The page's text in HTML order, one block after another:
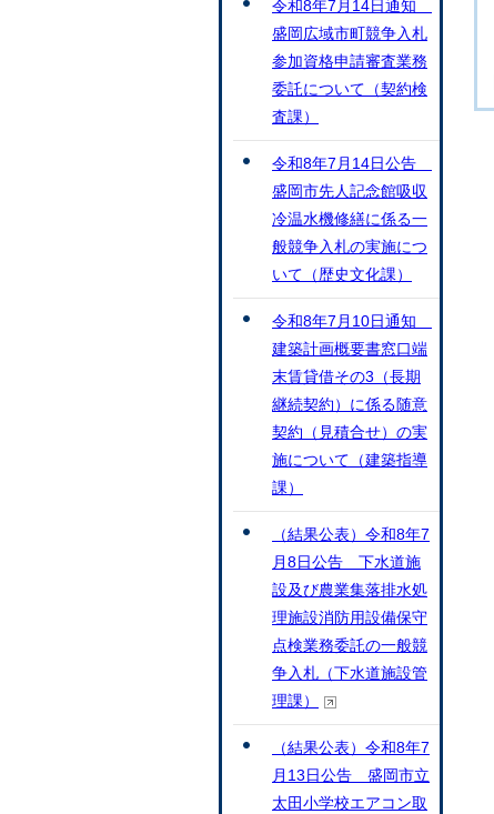
令和8年7月14日通知
盛岡広域市町競争入札
参加資格申請審査業務
委託について（契約検
査課）
令和8年7月14日公告
盛岡市先人記念館吸収
冷温水機修繕に係る一
般競争入札の実施につ
いて（歴史文化課）
令和8年7月10日通知
建築計画概要書窓口端
末賃貸借その3（長期
継続契約）に係る随意
契約（見積合せ）の実
施について（建築指導
課）
（結果公表）令和8年7
月8日公告 下水道施
設及び農業集落排水処
理施設消防用設備保守
点検業務委託の一般競
争入札（下水道施設管
理課）
（結果公表）令和8年7
月13日公告 盛岡市立
太田小学校エアコン取